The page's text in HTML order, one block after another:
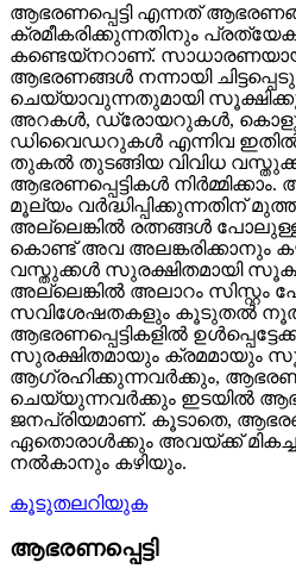
ആഭരണപ്പെട്ടി എന്നത്
ക്രമീകരിക്കുന്നതിനും
കണ്ടെയ്നറാണ്.
ആഭരണങ്ങൾ നന്നായി
ചെയ്യാവുന്നതുമായി
അറകൾ, ഡ്രോയറുകൾ,
ഡിവൈഡറുകൾ എന്നിവ ഇതിൽ
തുകൽ തുടങ്ങിയ വിവിധ
ആഭരണപ്പെട്ടികൾ
മൂല്യം വർദ്ധിപ്പിക്കുന്നതിന്
അല്ലെങ്കിൽ രത്നങ്ങൾ
കൊണ്ട് അവ അലങ്കരിക്കാനും
വസ്തുക്കൾ സുരക്ഷിതമായി
അല്ലെങ്കിൽ അലാറം സിസ്റ്റം
സവിശേഷതകളും കൂടുതൽ
ആഭരണപ്പെട്ടികളിൽ
സുരക്ഷിതമായും ക്രമമായും
ആഗ്രഹിക്കുന്നവർക്കും,
ചെയ്യുന്നവർക്കും ഇടയിൽ
ജനപ്രിയമാണ്. കൂടാതെ,
ഏതൊരാൾക്കും അവയ്ക്ക്
നൽകാനും കഴിയും.
കൂടുതലറിയുക
ആഭരണപ്പെട്ടി